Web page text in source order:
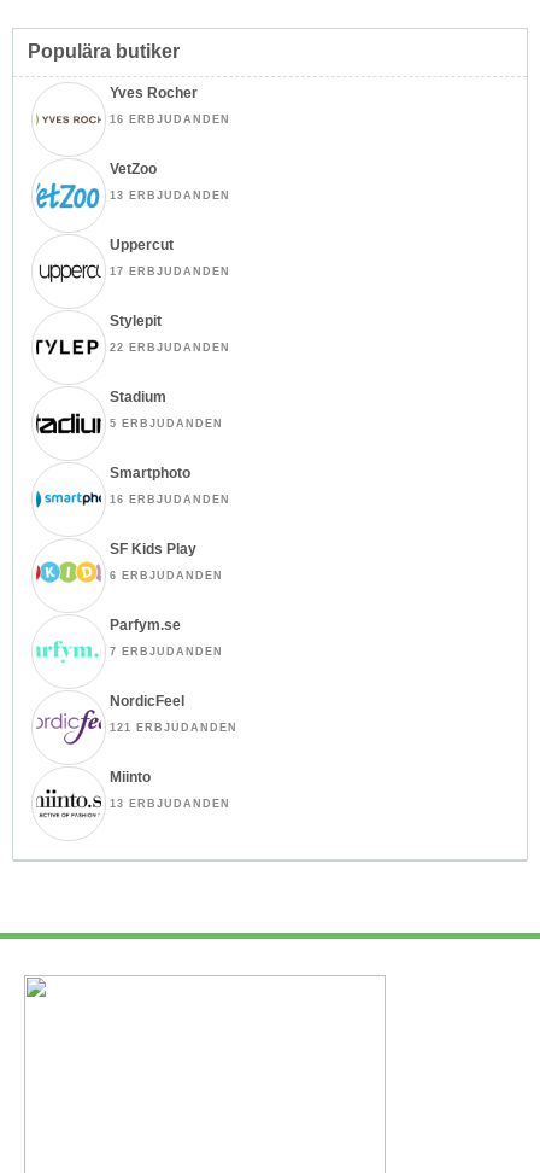
Populära butiker
Yves Rocher
16 ERBJUDANDEN
VetZoo
13 ERBJUDANDEN
Uppercut
17 ERBJUDANDEN
Stylepit
22 ERBJUDANDEN
Stadium
5 ERBJUDANDEN
Smartphoto
16 ERBJUDANDEN
SF Kids Play
6 ERBJUDANDEN
Parfym.se
7 ERBJUDANDEN
NordicFeel
121 ERBJUDANDEN
Miinto
13 ERBJUDANDEN